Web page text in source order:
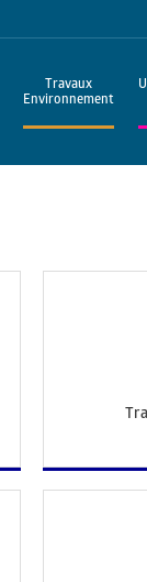
Travaux
Environnement